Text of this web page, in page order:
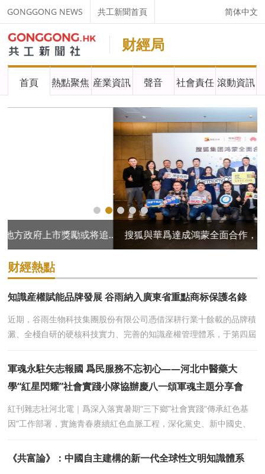
GONGGONG NEWS 共工新聞首頁 简体中文
财經局
首頁 熱點聚焦 産業資訊 聲音 社會責任 滾動資訊
券商收費不得與IPO結果挂鈎！地方政府上市獎勵或将追回！ 搜狐與華爲達成鴻蒙全面合作，引領新聞、視頻應用新體驗
财經熱點
知識産權賦能品牌發展 谷雨納入廣東省重點商标保護名錄
近期，谷雨生物科技集團股份有限公司憑借深耕行業十餘載的品牌積
澱、全棧自研的硬核科技實力、完善的知識産權管理體系，于第四屆
軍魂永駐矢志報國 爲民服務不忘初心——河北中醫藥大
學“紅星閃耀”社會實踐小隊協辦慶八一頌軍魂主題分享會
紅刊雜志社河北電｜爲深入落實暑期“三下鄉”社會實踐“傳承紅色基
因”工作部署，實施青春赓續紅色血脈工程，深化黨史、新中國史、
《共富論》：中國自主建構的新一代全球性文明知識體系